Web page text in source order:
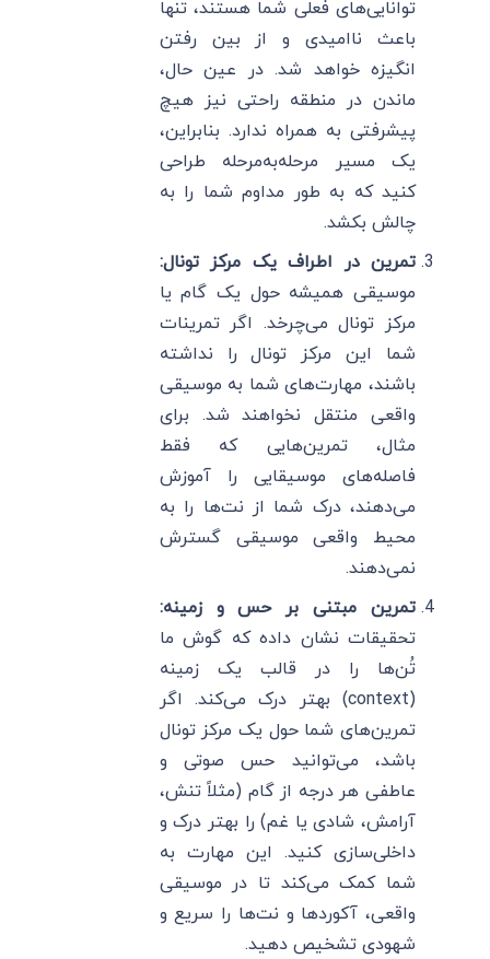
توانایی‌های فعلی شما هستند، تنها
باعث ناامیدی و از بین رفتن
انگیزه خواهد شد. در عین حال،
ماندن در منطقه راحتی نیز هیچ
پیشرفتی به همراه ندارد. بنابراین،
یک مسیر مرحله‌به‌مرحله طراحی
کنید که به طور مداوم شما را به
چالش بکشد.
تمرین در اطراف یک مرکز تونال:
موسیقی همیشه حول یک گام یا
مرکز تونال می‌چرخد. اگر تمرینات
شما این مرکز تونال را نداشته
باشند، مهارت‌های شما به موسیقی
واقعی منتقل نخواهند شد. برای
مثال، تمرین‌هایی که فقط
فاصله‌های موسیقایی را آموزش
می‌دهند، درک شما از نت‌ها را به
محیط واقعی موسیقی گسترش
نمی‌دهند.
تمرین مبتنی بر حس و زمینه:
تحقیقات نشان داده که گوش ما
تُن‌ها را در قالب یک زمینه
(context) بهتر درک می‌کند. اگر
تمرین‌های شما حول یک مرکز تونال
باشد، می‌توانید حس صوتی و
عاطفی هر درجه از گام (مثلاً تنش،
آرامش، شادی یا غم) را بهتر درک و
داخلی‌سازی کنید. این مهارت به
شما کمک می‌کند تا در موسیقی
واقعی، آکوردها و نت‌ها را سریع و
شهودی تشخیص دهید.